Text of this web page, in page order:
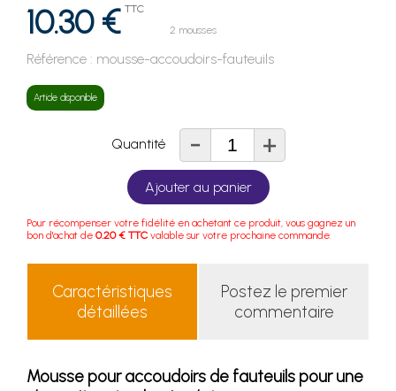
10.30 € TTC
2 mousses
Référence : mousse-accoudoirs-fauteuils
Article disponible
Quantité - +
Ajouter au panier
Pour récompenser votre fidélité en achetant ce produit, vous gagnez un
bon d'achat de 0.20 € TTC valable sur votre prochaine commande.
Caractéristiques
détaillées
Postez le premier
commentaire
Mousse pour accoudoirs de fauteuils pour une